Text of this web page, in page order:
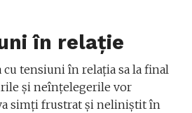
în relație
cu tensiuni în relația sa la final
și neînțelegerile vor
simți frustrat și neliniștit în